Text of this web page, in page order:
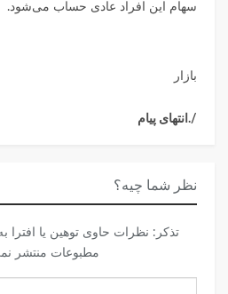
سهام این افراد عادی حساب می‌شود.
بازار
/.انتهای پیام
نظر شما چیه؟
تذكر: نظرات حاوی توهين يا افترا
مطبوعات منتشر